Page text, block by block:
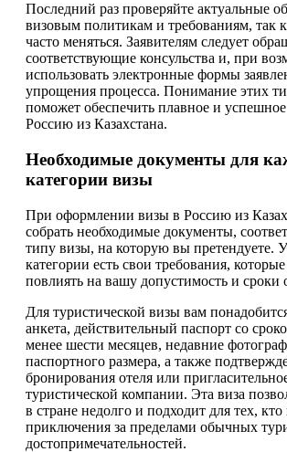
Последний раз проверяйте актуальные
визовым политикам и требованиям, так
часто меняться. Заявителям следует
соответствующие консульства и, при
использовать электронные формы
упрощения процесса. Понимание этих
поможет обеспечить плавное и
Россию из Казахстана.
Необходимые документы для
категории визы
При оформлении визы в Россию из
собрать необходимые документы,
типу визы, на которую вы претендуете.
категории есть свои требования,
повлиять на вашу допустимость и сроки
Для туристической визы вам
анкета, действительный паспорт со
менее шести месяцев, недавние
паспортного размера, а также
бронирования отеля или
туристической компании. Эта виза
в стране недолго и подходит для тех,
приключения за пределами обычных
достопримечательностей.